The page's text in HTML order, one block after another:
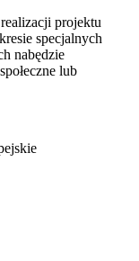
projektu
specjalnych
nabędzie
lub